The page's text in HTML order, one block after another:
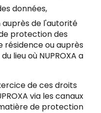
données,
de l'autorité
protection des
résidence ou auprès
lieu où NUPROXA a
de ces droits
via les canaux
de protection